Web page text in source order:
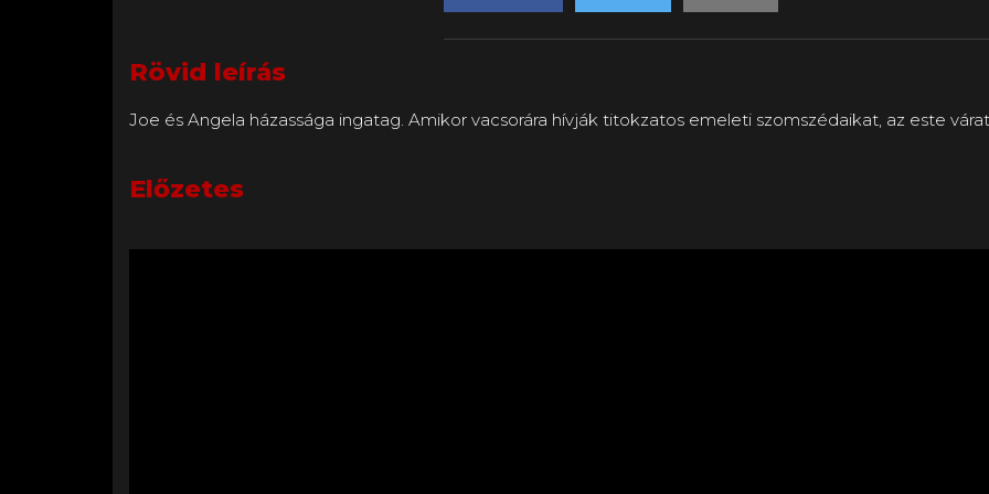
Rövid leírás
Joe és Angela házassága ingatag. Amikor vacsorára hívják titokzatos emeleti szomszédaikat, az este
Előzetes